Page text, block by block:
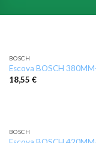
BOSCH
Escova BOSCH
18,55 €
BOSCH